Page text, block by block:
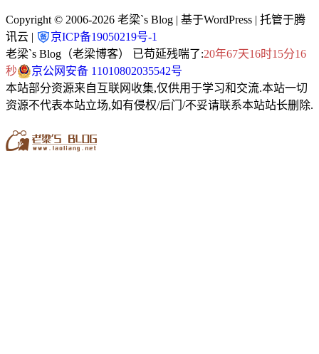
Copyright © 2006-2026 老梁`s Blog | 基于WordPress | 托管于腾
讯云 |
京ICP备19050219号-1
老梁`s Blog（老梁博客） 已苟延残喘了:20年67天16时15分17
秒
京公网安备 11010802035542号
本站部分资源来自互联网收集,仅供用于学习和交流.本站一切
资源不代表本站立场,如有侵权/后门/不妥请联系本站站长删除.